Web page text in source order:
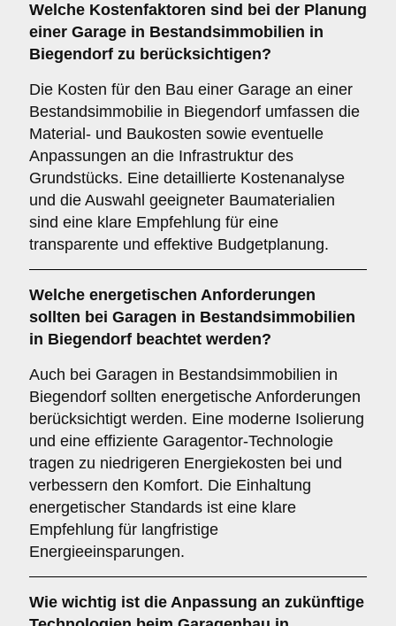
Welche Kostenfaktoren sind bei der Planung
einer Garage in Bestandsimmobilien in
Biegendorf zu berücksichtigen?
Die Kosten für den Bau einer Garage an einer
Bestandsimmobilie in Biegendorf umfassen die
Material- und Baukosten sowie eventuelle
Anpassungen an die Infrastruktur des
Grundstücks. Eine detaillierte Kostenanalyse
und die Auswahl geeigneter Baumaterialien
sind eine klare Empfehlung für eine
transparente und effektive Budgetplanung.
Welche energetischen Anforderungen
sollten bei Garagen in Bestandsimmobilien
in Biegendorf beachtet werden?
Auch bei Garagen in Bestandsimmobilien in
Biegendorf sollten energetische Anforderungen
berücksichtigt werden. Eine moderne Isolierung
und eine effiziente Garagentor-Technologie
tragen zu niedrigeren Energiekosten bei und
verbessern den Komfort. Die Einhaltung
energetischer Standards ist eine klare
Empfehlung für langfristige
Energieeinsparungen.
Wie wichtig ist die Anpassung an zukünftige